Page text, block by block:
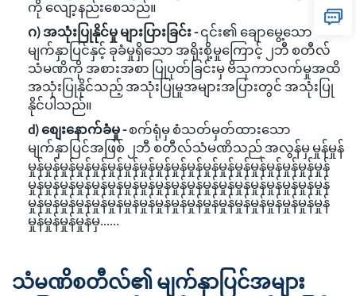
ကို လျော့နည်းစေသည်။
ဂ) အသုံးပြုနိုင်မှု များပြားခြင်း -၎င်း၏ ချောမွေ့သော
မျက်နှာပြင်နှင့် ခုခံမှုရှိသော အရိုးစို့မှုကြောင့် ၂ဘီ စတီလ်
သံမဏိကို အစားအစာ ပြုပုတ်ခြင်းမှ ဗိသုကာလက်မှုအထိ
အသုံးပြုနိုင်သည့် အသုံးပြုမှုအများအပြားတွင် အသုံးပြု
နိုင်ပါသည်။
d) စျေးနောက်ခံမှု -စက်ရုံမှ စံသတ်မှတ်ထားသော
မျက်နှာပြင်အဖြစ် ၂ဘီ စတီလ်သံမဏိသည် အလွန်မှ မှုန်မှုန်
မှုန်မှုန်မှုန်မှုန်မှုန်မှုန်မှုန်မှုန်မှုန်မှုန်မှုန်မှုန်မှုန်မှုန်မှုန်မှုန်မှုန်မှုန်မှုန်
မှုန်မှုန်မှုန်မှုန်မှုန်မှုန်မှုန်မှုန်မှုန်မှုန်မှုန်မှုန်မှုန်မှုန်မှုန်မှုန်မှုန်မှုန်မှုန်
မှုန်မှုန်မှုန်မှုန်မှုန်မှုန်မှုန်မှုန်မှုန်မှုန်မှုန်မှုန်မှုန်မှုန်မှုန်မှုန်မှုန်မှုန်မှုန်
မှုန်မှုန်မှုန်မှုန်မှ......
သံမဏိစတီလ်၏ မျက်နှာပြင်အများ